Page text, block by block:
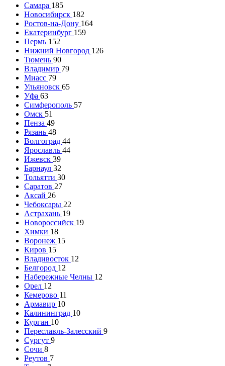
Самара 185
Новосибирск 182
Ростов-на-Дону 164
Екатеринбург 159
Пермь 152
Нижний Новгород 126
Тюмень 90
Владимир 79
Миасс 79
Ульяновск 65
Уфа 63
Симферополь 57
Омск 51
Пенза 49
Рязань 48
Волгоград 44
Ярославль 44
Ижевск 39
Барнаул 32
Тольятти 30
Саратов 27
Аксай 26
Чебоксары 22
Астрахань 19
Новороссийск 19
Химки 18
Воронеж 15
Киров 15
Владивосток 12
Белгород 12
Набережные Челны 12
Орел 12
Кемерово 11
Армавир 10
Калининград 10
Курган 10
Переславль-Залесский 9
Сургут 9
Сочи 8
Реутов 7